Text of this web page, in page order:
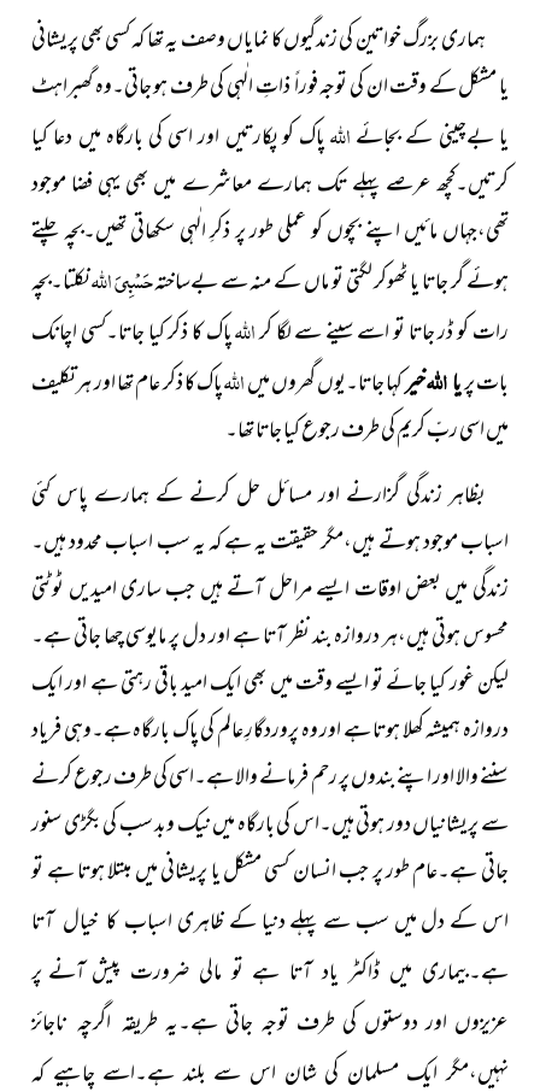
ہماری بزرگ خواتین کی زندگیوں کا نمایاں وصف یہ تھا کہ کسی بھی پریشانی
یا مشکل کے وقت ان کی توجہ فوراً ذاتِ الٰہی کی طرف ہو جاتی۔وہ گھبراہٹ
یا بےچینی کے بجائےاللہپاک کو پکارتیں اور اسی کی بارگاہ میں دعا کیا
کرتیں۔کچھ عرصے پہلے تک ہمارے معاشرے میں بھی یہی فضا موجود
تھی،جہاں مائیں اپنے بچوں کو عملی طور پر ذکرِ الٰہی سکھاتی تھیں۔بچہ چلتے
ہوئے گر جاتا یا ٹھوکر لگتی تو ماں کے منہ سے بےساختہحَسْبِیَ اللہنکلتا۔بچہ
رات کو ڈر جاتا تو اسے سینے سے لگا کراللہپاک کا ذکر کیا جاتا۔کسی اچانک
بات پریااللہخیرکہا جاتا۔یوں گھروں میںاللہپاک کا ذکر عام تھا اور ہر تکلیف
میں اسی ربِّ کریم کی طرف رجوع کیا جاتا تھا۔
بظاہر زندگی گزارنے اور مسائل حل کرنے کے ہمارے پاس کئی
اسباب موجود ہوتے ہیں،مگر حقیقت یہ ہے کہ یہ سب اسباب محدود ہیں۔
زندگی میں بعض اوقات ایسے مراحل آتے ہیں جب ساری امیدیں ٹوٹتی
محسوس ہوتی ہیں،ہر دروازہ بند نظر آتا ہے اور دل پر مایوسی چھا جاتی ہے۔
لیکن غور کیا جائے تو ایسے وقت میں بھی ایک امید باقی رہتی ہے اور ایک
دروازہ ہمیشہ کھلا ہوتا ہے اور وہ پروردگارِ عالم کی پاک بارگاہ ہے۔وہی فریاد
سننے والا اور اپنے بندوں پر رحم فرمانے والا ہے۔اسی کی طرف رجوع کرنے
سے پریشانیاں دور ہوتی ہیں۔اس کی بارگاہ میں نیک وبد سب کی بگڑی سنور
جاتی ہے۔عام طور پر جب انسان کسی مشکل یا پریشانی میںمبتلا ہوتا ہے تو
اس کے دل میں سب سے پہلے دنیا کے ظاہری اسبابکا خیال آتا
ہے۔بیماری میں ڈاکٹر یاد آتا ہے تو مالی ضرورت پیش آنے پر
عزیزوں اور دوستوں کی طرف توجہ جاتی ہے۔یہ طریقہ اگرچہ ناجائز
نہیں،مگر ایک مسلمان کی شان اس سے بلند ہے۔اسے چاہیے کہ